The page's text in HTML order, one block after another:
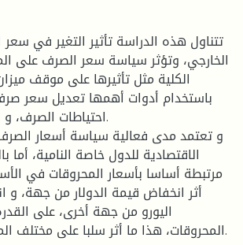
تتناول هذه الدراسة تأثير التغير في
الخارجي، وتؤثر سياسة سعر الصرف على
الكلية مثل تأثيرها على موقف
باستخدام أدوات أهمها تعديل سعر
احتياطات الصرف،
و تعتمد مدى فعالية سياسة أسعار
الاقتصادية للدول خاصة النامية، أما
مرتبطة أساسا بأسعار المحروقات في
أثر انخفاض قيمة الدولار من جهة، و
اليورو من جهة أخرى، على
المحروقات، هذا ما أثر سلبا على مختلف المؤشرات الاقتصادية.